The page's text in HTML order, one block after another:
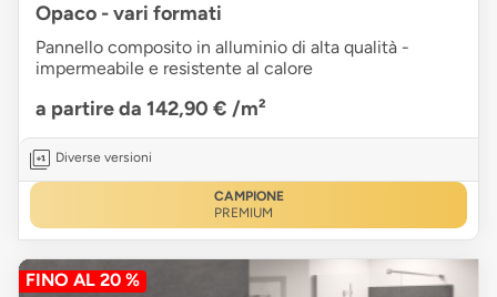
Opaco - vari formati
Pannello composito in alluminio di alta qualità -
impermeabile e resistente al calore
a partire da 142,90 € /m²
Diverse versioni
CAMPIONE
PREMIUM
FINO AL 20 %